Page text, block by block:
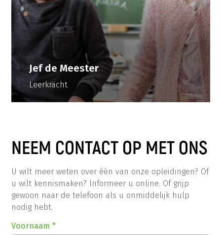
Jef de Meester
Leerkracht
NEEM CONTACT OP MET ONS
U wilt meer weten over één van onze opleidingen? Of
u wilt kennismaken? Informeer u online. Of grijp
gewoon naar de telefoon als u onmiddelijk hulp
nodig hebt.
Voornaam